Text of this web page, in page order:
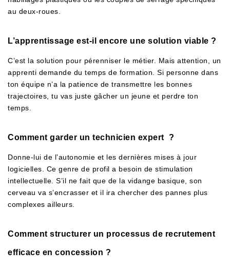
au deux-roues.
L’apprentissage est-il encore une solution viable ?
C’est la solution pour pérenniser le métier. Mais attention, un
apprenti demande du temps de formation. Si personne dans
ton équipe n’a la patience de transmettre les bonnes
trajectoires, tu vas juste gâcher un jeune et perdre ton
temps.
Comment garder un technicien expert ?
Donne-lui de l’autonomie et les dernières mises à jour
logicielles. Ce genre de profil a besoin de stimulation
intellectuelle. S’il ne fait que de la vidange basique, son
cerveau va s’encrasser et il ira chercher des pannes plus
complexes ailleurs.
Comment structurer un processus de recrutement
efficace en concession ?